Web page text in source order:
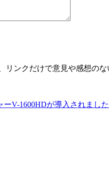
ンクだけで意見や感想のな
V-1600HDが導入されました